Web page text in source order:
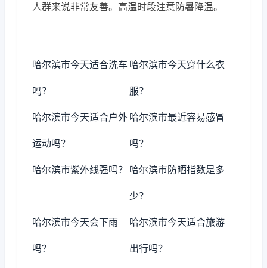
人群来说非常友善。高温时段注意防暑降温。
哈尔滨市今天适合洗车
吗？
哈尔滨市今天穿什么衣
服？
哈尔滨市今天适合户外
运动吗？
哈尔滨市最近容易感冒
吗？
哈尔滨市紫外线强吗？ 哈尔滨市防晒指数是多
少？
哈尔滨市今天会下雨
吗？
哈尔滨市今天适合旅游
出行吗？